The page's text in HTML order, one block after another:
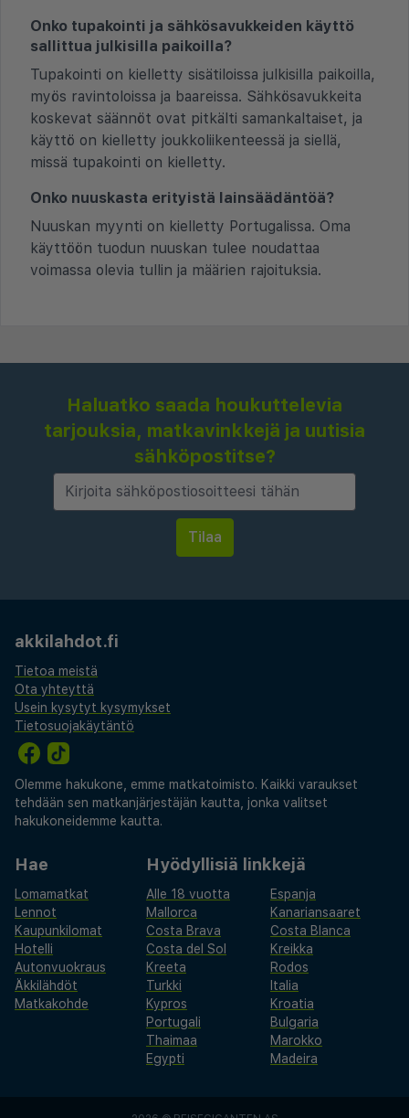
Onko tupakointi ja sähkösavukkeiden käyttö
sallittua julkisilla paikoilla?
Tupakointi on kielletty sisätiloissa julkisilla paikoilla,
myös ravintoloissa ja baareissa. Sähkösavukkeita
koskevat säännöt ovat pitkälti samankaltaiset, ja
käyttö on kielletty joukkoliikenteessä ja siellä,
missä tupakointi on kielletty.
Onko nuuskasta erityistä lainsäädäntöä?
Nuuskan myynti on kielletty Portugalissa. Oma
käyttöön tuodun nuuskan tulee noudattaa
voimassa olevia tullin ja määrien rajoituksia.
Haluatko saada houkuttelevia
tarjouksia, matkavinkkejä ja uutisia
sähköpostitse?
akkilahdot.fi
Tietoa meistä
Ota yhteyttä
Usein kysytyt kysymykset
Tietosuojakäytäntö
Olemme hakukone, emme matkatoimisto. Kaikki varaukset
tehdään sen matkanjärjestäjän kautta, jonka valitset
hakukoneidemme kautta.
Hae
Lomamatkat
Lennot
Kaupunkilomat
Hotelli
Autonvuokraus
Äkkilähdöt
Matkakohde
Hyödyllisiä linkkejä
Alle 18 vuotta
Espanja
Mallorca
Kanariansaaret
Costa Brava
Costa Blanca
Costa del Sol
Kreikka
Kreeta
Rodos
Turkki
Italia
Kypros
Kroatia
Portugali
Bulgaria
Thaimaa
Marokko
Egypti
Madeira